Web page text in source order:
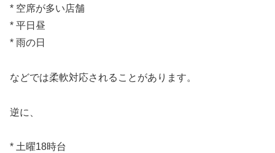
* 空席が多い店舗
* 平日昼
* 雨の日
などでは柔軟対応されることがあります。
逆に、
* 土曜18時台